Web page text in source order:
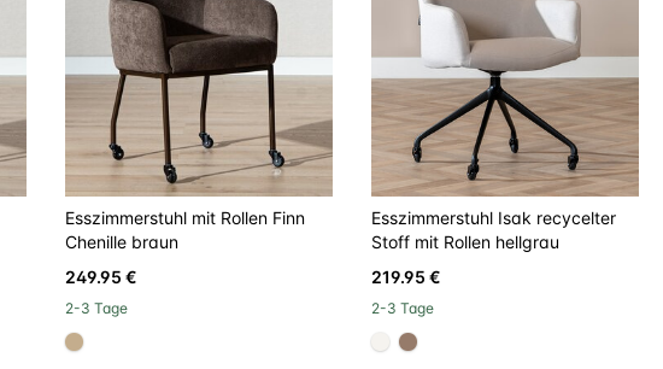
Esszimmerstuhl mit Rollen Finn
Chenille braun
249.95 €
2-3 Tage
#c4ad8d
Esszimmerstuhl Isak recycelter
Stoff mit Rollen hellgrau
219.95 €
2-3 Tage
#f5f3ef#967b6a